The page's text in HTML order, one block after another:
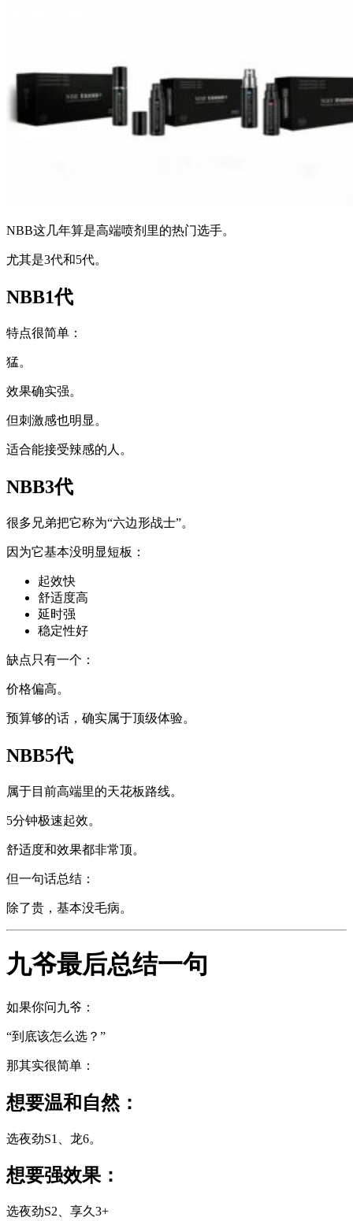
NBB这几年算是高端喷剂里的热门选手。
尤其是3代和5代。
NBB1代
特点很简单：
猛。
效果确实强。
但刺激感也明显。
适合能接受辣感的人。
NBB3代
很多兄弟把它称为“六边形战士”。
因为它基本没明显短板：
起效快
舒适度高
延时强
稳定性好
缺点只有一个：
价格偏高。
预算够的话，确实属于顶级体验。
NBB5代
属于目前高端里的天花板路线。
5分钟极速起效。
舒适度和效果都非常顶。
但一句话总结：
除了贵，基本没毛病。
九爷最后总结一句
如果你问九爷：
“到底该怎么选？”
那其实很简单：
想要温和自然：
选夜劲S1、龙6。
想要强效果：
选夜劲S2、享久3+